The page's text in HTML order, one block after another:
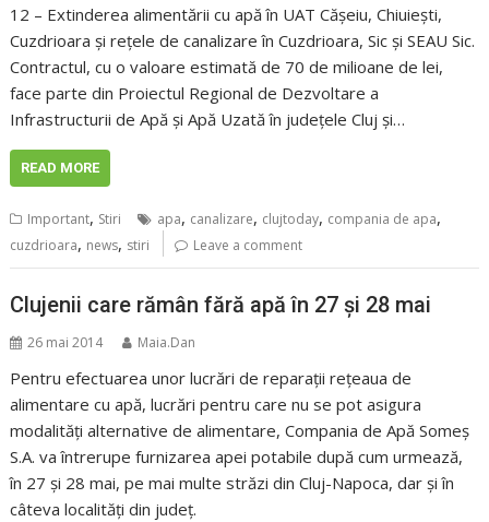
12 – Extinderea alimentării cu apă în UAT Cășeiu, Chiuiești,
Cuzdrioara și rețele de canalizare în Cuzdrioara, Sic și SEAU Sic.
Contractul, cu o valoare estimată de 70 de milioane de lei,
face parte din Proiectul Regional de Dezvoltare a
Infrastructurii de Apă și Apă Uzată în județele Cluj și…
READ MORE
Important, Stiri apa, canalizare, clujtoday, compania de apa,
cuzdrioara, news, stiri Leave a comment
Clujenii care rămân fără apă în 27 şi 28 mai
26 mai 2014 Maia.Dan
Pentru efectuarea unor lucrări de reparaţii reţeaua de
alimentare cu apă, lucrări pentru care nu se pot asigura
modalităţi alternative de alimentare, Compania de Apă Someş
S.A. va întrerupe furnizarea apei potabile după cum urmează,
în 27 şi 28 mai, pe mai multe străzi din Cluj-Napoca, dar şi în
câteva localităţi din judeţ.